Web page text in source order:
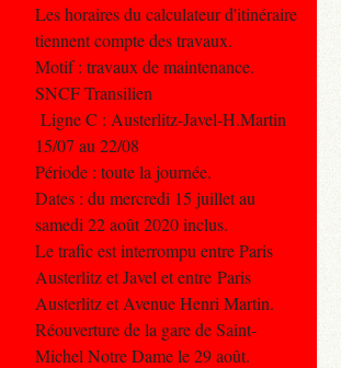
Les horaires du calculateur d'itinéraire
tiennent compte des travaux.
Motif : travaux de maintenance.
SNCF Transilien
Ligne C : Austerlitz-Javel-H.Martin
15/07 au 22/08
Période : toute la journée.
Dates : du mercredi 15 juillet au
samedi 22 août 2020 inclus.
Le trafic est interrompu entre Paris
Austerlitz et Javel et entre Paris
Austerlitz et Avenue Henri Martin.
Réouverture de la gare de Saint-
Michel Notre Dame le 29 août.